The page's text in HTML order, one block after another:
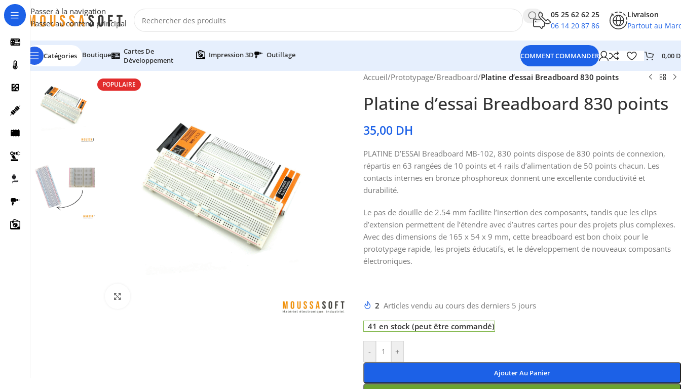
Passer à la navigation
Passer au contenu principal
05 25 62 62 25
06 14 20 87 86
Livraison
Partout au
Catégories Boutique
Cartes De
Développement
Impression 3D Outillage COMMENT COMMANDER 0,00
POPULAIRE
Accueil/Prototypage/Breadboard/Platine d’essai Breadboard 830 points
Platine d’essai Breadboard 830 points
35,00 DH
PLATINE D’ESSAI Breadboard MB-102, 830 points dispose de 830 points de connexion,
répartis en 63 rangées de 10 points et 4 rails d’alimentation de 50 points chacun. Les
contacts internes en bronze phosphoreux donnent une excellente conductivité et
durabilité.
Le pas de douille de 2.54 mm facilite l’insertion des composants, tandis que les clips
d’extension permettent de l’étendre avec d’autres cartes pour des projets plus complexes.
Avec des dimensions de 165 x 54 x 9 mm, cette breadboard est bon choix pour le
prototypage rapide, les projets éducatifs, et le développement de nouveaux composants
électroniques.
2 Articles vendu au cours des derniers 5 jours
41 en stock (peut être commandé)
- +
Ajouter Au Panier